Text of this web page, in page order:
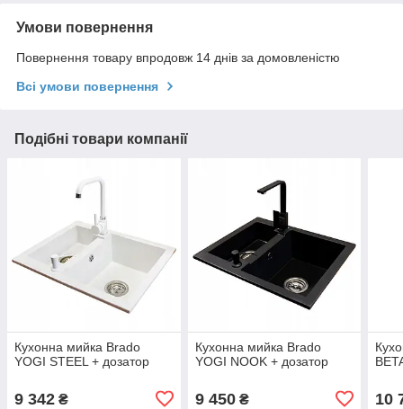
Умови повернення
Повернення товару впродовж 14 днів за домовленістю
Всі умови повернення
Подібні товари компанії
Кухонна мийка Brado
YOGI STEEL + дозатор
9 342 ₴
Кухонна мийка Brado
YOGI NOOK + дозатор
9 450₴ 10